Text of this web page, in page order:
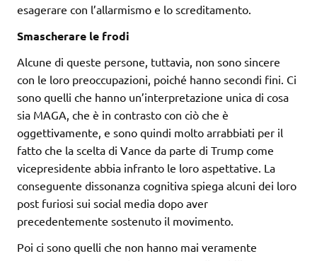
esagerare con l’allarmismo e lo screditamento.
Smascherare le frodi
Alcune di queste persone, tuttavia, non sono sincere
con le loro preoccupazioni, poiché hanno secondi fini. Ci
sono quelli che hanno un’interpretazione unica di cosa
sia MAGA, che è in contrasto con ciò che è
oggettivamente, e sono quindi molto arrabbiati per il
fatto che la scelta di Vance da parte di Trump come
vicepresidente abbia infranto le loro aspettative. La
conseguente dissonanza cognitiva spiega alcuni dei loro
post furiosi sui social media dopo aver
precedentemente sostenuto il movimento.
Poi ci sono quelli che non hanno mai veramente